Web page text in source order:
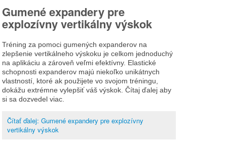
Gumené expandery pre
explozívny vertikálny výskok
Tréning za pomoci gumených expanderov na
zlepšenie vertikálneho výskoku je celkom jednoduchý
na aplikáciu a zároveň veľmi efektívny. Elastické
schopnosti expanderov majú niekoľko unikátnych
vlastností, ktoré ak použijete vo svojom tréningu,
dokážu extrémne vylepšiť váš výskok. Čítaj ďalej aby
si sa dozvedel viac.
Čítať ďalej: Gumené expandery pre explozívny
vertikálny výskok